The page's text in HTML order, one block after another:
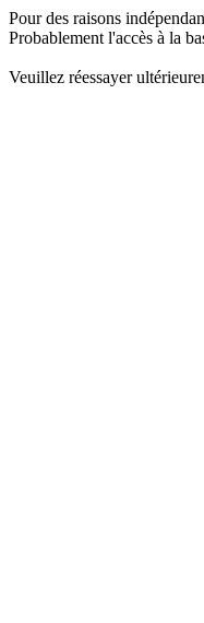
Pour des raisons
Probablement l'accès à la
Veuillez réessayer